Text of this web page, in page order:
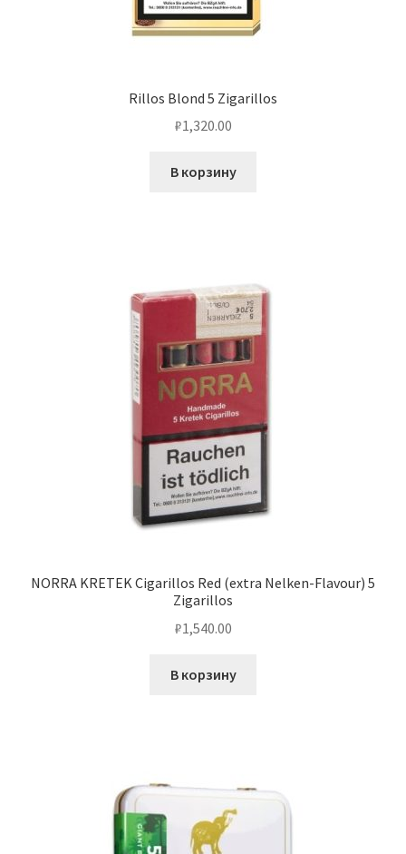
Rillos Blond 5 Zigarillos
₽1,320.00
В корзину
NORRA KRETEK Cigarillos Red (extra Nelken-Flavour) 5
Zigarillos
₽1,540.00
В корзину